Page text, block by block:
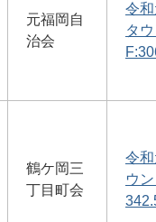
元福岡自
治会
令和
タ
鶴ケ岡三
丁目町会
令
ウ